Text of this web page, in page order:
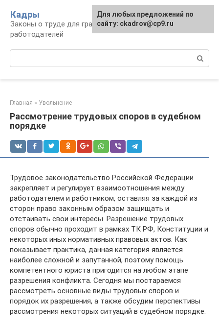
контенту
Кадры
Законы о труде для граждан и
работодателей
Главная » Увольнение
Рассмотрение трудовых споров в судебном
порядке
Трудовое законодательство Российской Федерации
закрепляет и регулирует взаимоотношения между
работодателем и работником, оставляя за каждой из
сторон право законным образом защищать и
отстаивать свои интересы. Разрешение трудовых
споров обычно проходит в рамках ТК РФ, Конституции и
некоторых иных нормативных правовых актов. Как
показывает практика, данная категория является
наиболее сложной и запутанной, поэтому помощь
компетентного юриста пригодится на любом этапе
разрешения конфликта. Сегодня мы постараемся
рассмотреть основные виды трудовых споров и
порядок их разрешения, а также обсудим перспективы
рассмотрения некоторых ситуаций в судебном порядке.
Для любых предложений по
сайту: ckadrov@cp9.ru